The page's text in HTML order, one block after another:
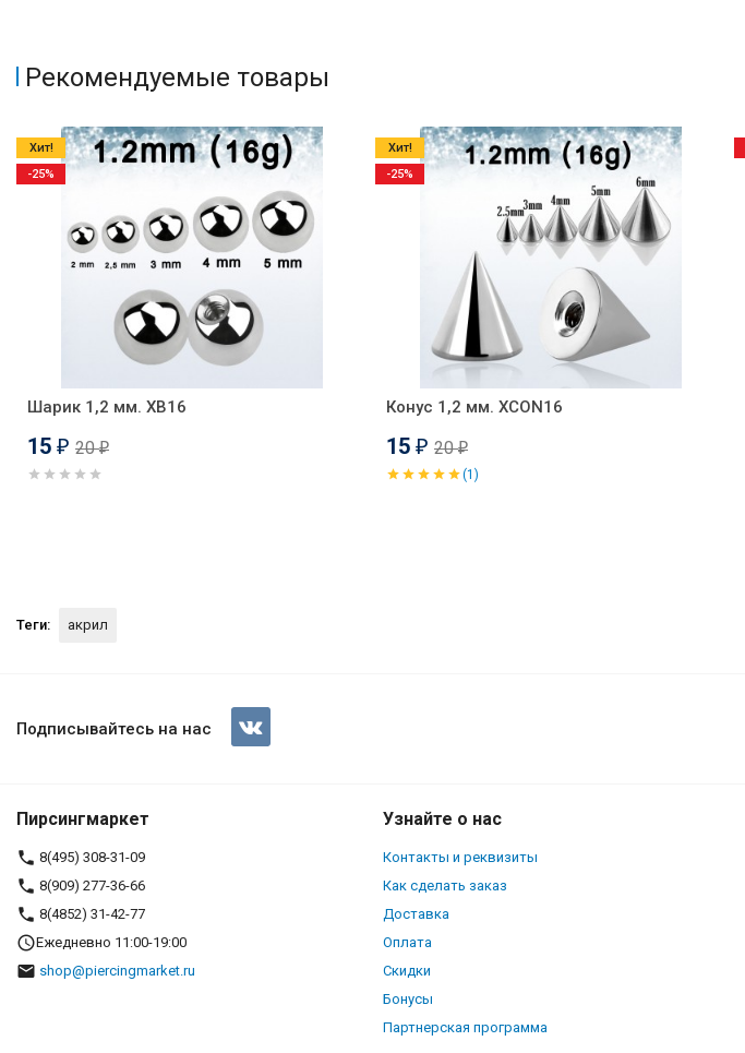
Рекомендуемые товары
Шарик 1,2 мм. XB16
15 ₽ 20₽
Хит!
-25%
Конус 1,2 мм. XCON16
15 ₽ 20₽
(1)
Хит!
-25%
Теги: акрил
Шарик 1,2 мм, акрил 3 мм. XBUV637
Подписывайтесь на нас
Пирсингмаркет
8(495) 308-31-09
8(909) 277-36-66
8(4852) 31-42-77
Ежедневно 11:00-19:00
shop@piercingmarket.ru
Узнайте о нас
Контакты и реквизиты
Как сделать заказ
Доставка
Оплата
Скидки
Бонусы
Партнерская программа